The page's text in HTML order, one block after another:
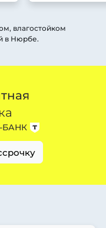
влагостойком
в Нюрбе.
БАНК